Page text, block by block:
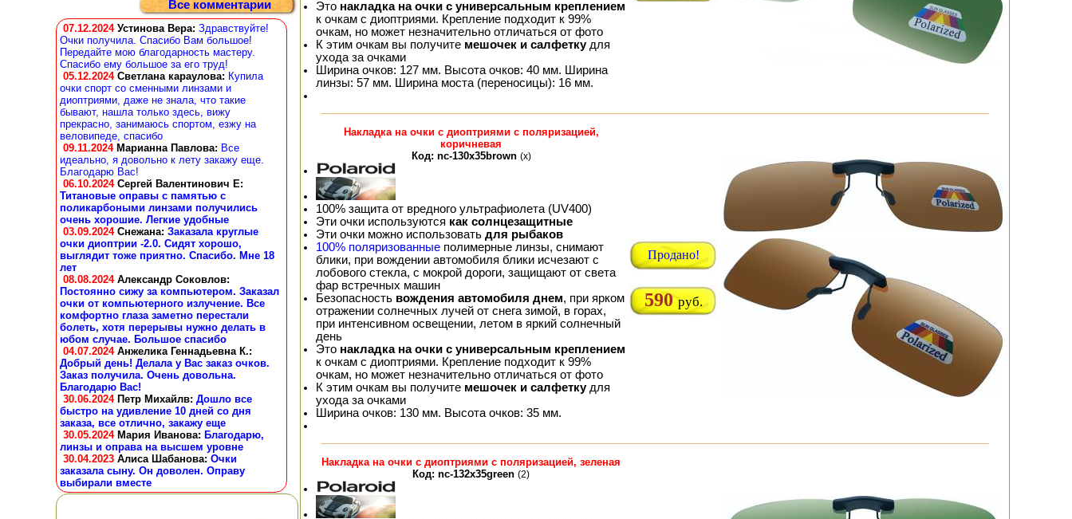
Все комментарии
07.12.2024 Устинова Вера: Здравствуйте!
Очки получила. Спасибо Вам большое!
Передайте мою благодарность мастеру.
Спасибо ему большое за его труд!
05.12.2024 Светлана караулова: Купила
очки спорт со сменными линзами и
диоптриями, даже не знала, что такие
бывают, нашла только здесь, вижу
прекрасно, занимаюсь спортом, езжу на
веловипеде, спасибо
09.11.2024 Марианна Павлова: Все
идеально, я довольно к лету закажу еще.
Благодарю Вас!
06.10.2024 Сергей Валентинович Е:
Титановые оправы с памятью с
поликарбоными линзами получились
очень хорошие. Легкие удобные
03.09.2024 Снежана: Заказала круглые
очки диоптрии -2.0. Сидят хорошо,
выглядит тоже приятно. Спасибо. Мне 18
лет
08.08.2024 Александр Соковлов:
Постоянно сижу за компьютером. Заказал
очки от компьютерного излучение. Все
комфортно глаза заметно перестали
болеть, хотя перерывы нужно делать в
юбом случае. Большое спасибо
04.07.2024 Анжелика Геннадьевна К.:
Добрый день! Делала у Вас заказ очков.
Заказ получила. Очень довольна.
Благодарю Вас!
30.06.2024 Петр Михайлв: Дошло все
быстро на удивление 10 дней со дня
заказа, все отлично, закажу еще
30.05.2024 Мария Иванова: Благодарю,
линзы и оправа на высшем уровне
30.04.2023 Алиса Шабанова: Очки
заказала сыну. Он доволен. Оправу
выбирали вместе
Это накладка на очки с универсальным креплением
к очкам с диоптриями. Крепление подходит к 99%
очкам, но может незначительно отличаться от фото
К этим очкам вы получите мешочек и салфеткудля
ухода за очками
Ширина очков: 127 мм. Высота очков: 40 мм. Ширина
линзы: 57 мм. Ширина моста (переносицы): 16 мм.
Накладка на очки с диоптриями с поляризацией,
коричневая
Код: nc-130x35brown (x)
100% защита от вредного ультрафиолета (UV400)
Эти очки используются как солнцезащитные
Эти очки можно использовать для рыбаков
100% поляризованные полимерные линзы, снимают
блики, при вождении автомобиля блики исчезают с
лобового стекла, с мокрой дороги, защищают от света
фар встречных машин
Безопасность вождения автомобиля днем, при ярком
отражении солнечных лучей от снега зимой, в горах,
при интенсивном освещении, летом в яркий солнечный
день
Это накладка на очки с универсальным креплением
к очкам с диоптриями. Крепление подходит к 99%
очкам, но может незначительно отличаться от фото
К этим очкам вы получите мешочек и салфеткудля
ухода за очками
Ширина очков: 130 мм. Высота очков: 35 мм.
Продано!
590 руб.
Накладка на очки с диоптриями с поляризацией, зеленая
Код: nc-132x35green (2)